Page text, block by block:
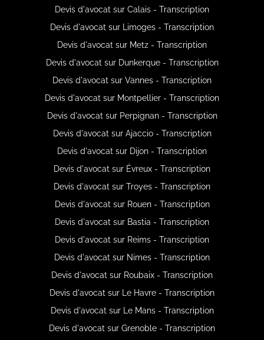
Devis d'avocat sur Calais - Transcription
Devis d'avocat sur Limoges - Transcription
Devis d'avocat sur Metz - Transcription
Devis d'avocat sur Dunkerque - Transcription
Devis d'avocat sur Vannes - Transcription
Devis d'avocat sur Montpellier - Transcription
Devis d'avocat sur Perpignan - Transcription
Devis d'avocat sur Ajaccio - Transcription
Devis d'avocat sur Dijon - Transcription
Devis d'avocat sur Évreux - Transcription
Devis d'avocat sur Troyes - Transcription
Devis d'avocat sur Rouen - Transcription
Devis d'avocat sur Bastia - Transcription
Devis d'avocat sur Reims - Transcription
Devis d'avocat sur Nimes - Transcription
Devis d'avocat sur Roubaix - Transcription
Devis d'avocat sur Le Havre - Transcription
Devis d'avocat sur Le Mans - Transcription
Devis d'avocat sur Grenoble - Transcription